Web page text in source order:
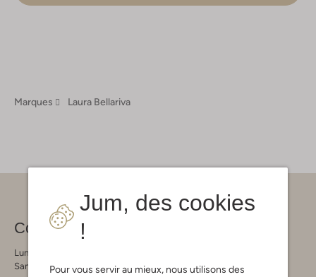
Jum, des cookies
!
Pour vous servir au mieux, nous utilisons des
Marques Laura Bellariva
Contact
Lundi - Vendredi 09:00 - 21:00 heures
Samedi 09:00 - 17:00 heures